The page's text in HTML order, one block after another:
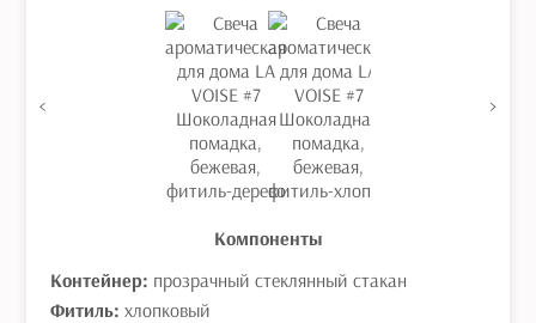
< >
Компоненты
Контейнер: прозрачный стеклянный стакан
Фитиль:хлопковый